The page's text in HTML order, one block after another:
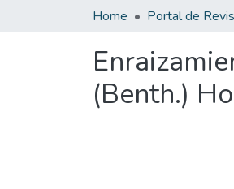
Home
(Benth.)